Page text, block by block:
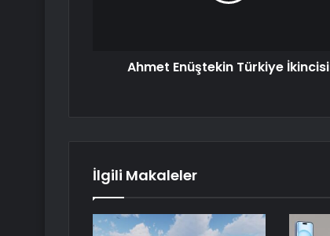
Ahmet Enüştekin Türkiye İkincisi
İlgili Makaleler